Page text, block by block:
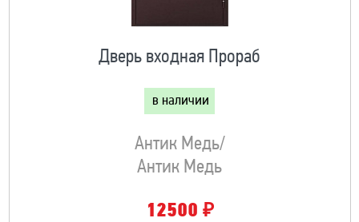
Дверь входная Прораб
в наличии
Антик Медь/
Антик Медь
12500 ₽